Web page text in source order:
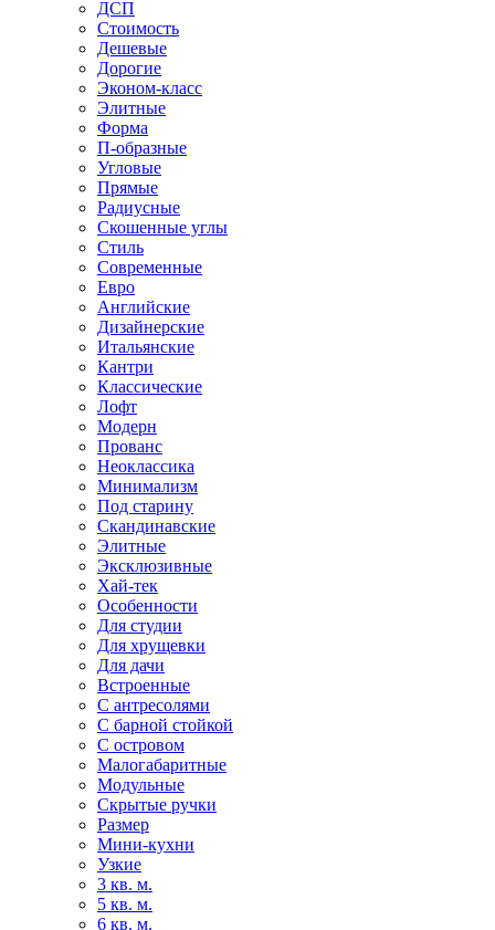
ДСП
Стоимость
Дешевые
Дорогие
Эконом-класс
Элитные
Форма
П-образные
Угловые
Прямые
Радиусные
Скошенные углы
Стиль
Современные
Евро
Английские
Дизайнерские
Итальянские
Кантри
Классические
Лофт
Модерн
Прованс
Неоклассика
Минимализм
Под старину
Скандинавские
Элитные
Эксклюзивные
Хай-тек
Особенности
Для студии
Для хрущевки
Для дачи
Встроенные
С антресолями
С барной стойкой
С островом
Малогабаритные
Модульные
Скрытые ручки
Размер
Мини-кухни
Узкие
3 кв. м.
5 кв. м.
6 кв. м.